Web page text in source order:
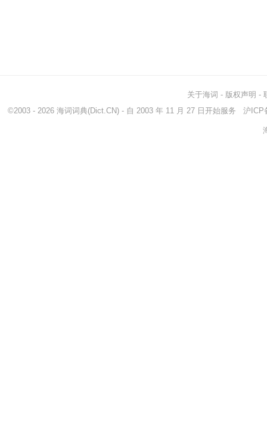
关于海词 - 版权声明 -
©2003 - 2026 海词词典(Dict.CN) - 自 2003 年 11 月 27 日开始服务 沪ICP